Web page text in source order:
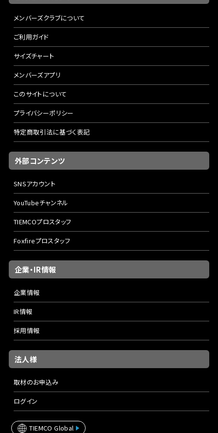
メンバーズクラブについて
ご利用ガイド
サイズチャート
メンバーズアプリ
このサイトについて
プライバシーポリシー
特定商取引法に基づく表記
外部コンテンツ
SNSアカウント
YouTubeチャンネル
TIEMCOプロスタッフ
Foxfireプロスタッフ
企業・IR情報
企業情報
IR情報
採用情報
法人様
取材のお申込み
ログイン
TIEMCO Global